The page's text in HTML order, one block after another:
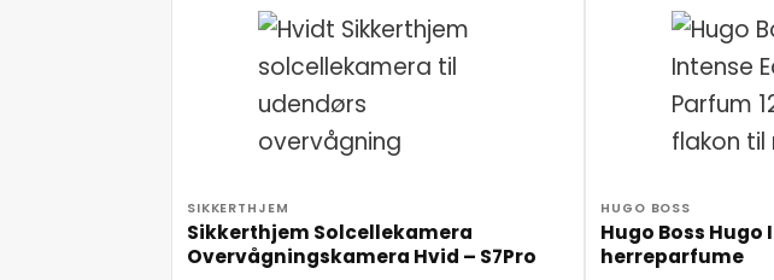
SIKKERTHJEM
Sikkerthjem Solcellekamera
Overvågningskamera Hvid – S7Pro
HUGO BOSS
Hugo Boss Hugo
herreparfume